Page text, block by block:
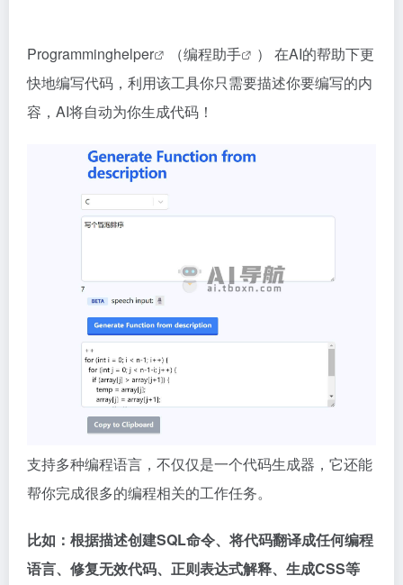
Programminghelper （编程助手 ） 在AI的帮助下更
快地编写代码，利用该工具你只需要描述你要编写的内
容，AI将自动为你生成代码！
支持多种编程语言，不仅仅是一个代码生成器，它还能
帮你完成很多的编程相关的工作任务。
比如：根据描述创建SQL命令、将代码翻译成任何编程
语言、修复无效代码、正则表达式解释、生成CSS等